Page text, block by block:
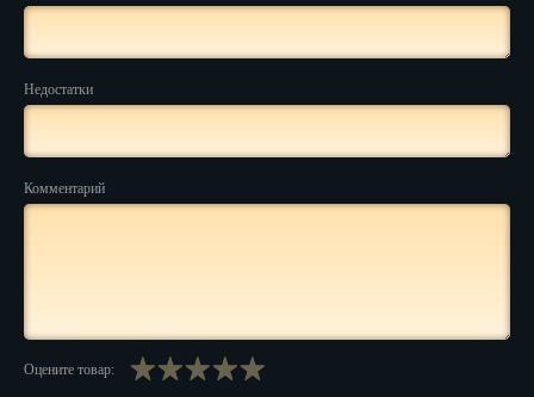
Назрань
Нальчик
Нарьян-Мар
Ниж. Новгород
Новокузнецк
Новочеркасск
Недостатки
Комментарий
Оцените товар: